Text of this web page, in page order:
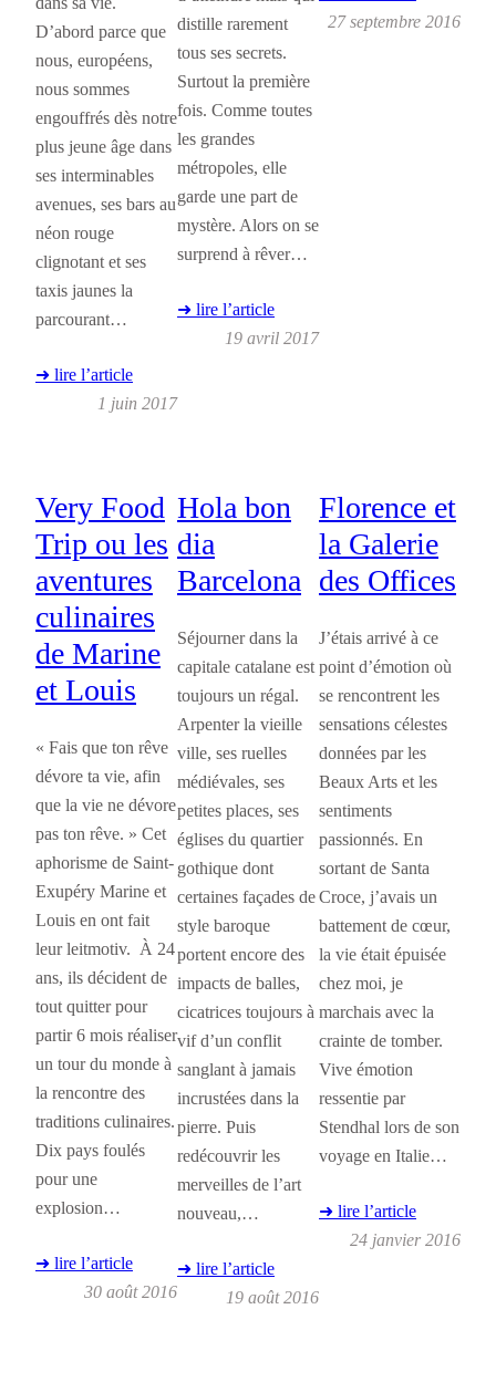
D’abord parce que
nous, européens,
nous sommes
engouffrés dès notre
plus jeune âge dans
ses interminables
avenues, ses bars au
néon rouge
clignotant et ses
taxis jaunes la
parcourant…
➜ lire l’article
1 juin 2017
distille rarement
tous ses secrets.
Surtout la première
fois. Comme toutes
les grandes
métropoles, elle
garde une part de
mystère. Alors on se
surprend à rêver…
➜ lire l’article
19 avril 2017
27 septembre 2016
Very Food
Trip ou les
aventures
culinaires
de Marine
et Louis
« Fais que ton rêve
dévore ta vie, afin
que la vie ne dévore
pas ton rêve. » Cet
aphorisme de Saint-
Exupéry Marine et
Louis en ont fait
leur leitmotiv. À 24
ans, ils décident de
tout quitter pour
partir 6 mois réaliser
un tour du monde à
la rencontre des
traditions culinaires.
Dix pays foulés
pour une
explosion…
➜ lire l’article
30 août 2016
Hola bon
dia
Barcelona
Séjourner dans la
capitale catalane est
toujours un régal.
Arpenter la vieille
ville, ses ruelles
médiévales, ses
petites places, ses
églises du quartier
gothique dont
certaines façades de
style baroque
portent encore des
impacts de balles,
cicatrices toujours à
vif d’un conflit
sanglant à jamais
incrustées dans la
pierre. Puis
redécouvrir les
merveilles de l’art
nouveau,…
➜ lire l’article
19 août 2016
Florence et
la Galerie
des Offices
J’étais arrivé à ce
point d’émotion où
se rencontrent les
sensations célestes
données par les
Beaux Arts et les
sentiments
passionnés. En
sortant de Santa
Croce, j’avais un
battement de cœur,
la vie était épuisée
chez moi, je
marchais avec la
crainte de tomber.
Vive émotion
ressentie par
Stendhal lors de son
voyage en Italie…
➜ lire l’article
24 janvier 2016